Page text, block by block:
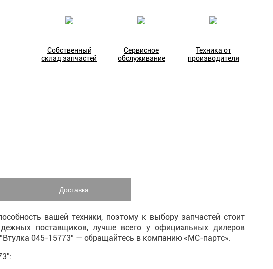
Собственный
склад запчастей
Сервисное
обслуживание
Техника от
производителя
Доставка
вашей техники, поэтому к выбору запчастей стоит
поставщиков, лучше всего у официальных дилеров
045-15773" — обращайтесь в компанию «МС-партс».